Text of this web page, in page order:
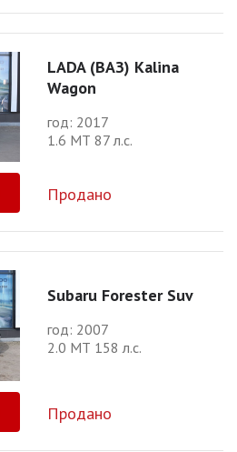
LADA (ВАЗ) Kalina
Wagon
год: 2017
1.6 МТ 87 л.с.
Продано
Subaru Forester Suv
год: 2007
2.0 МТ 158 л.с.
Продано